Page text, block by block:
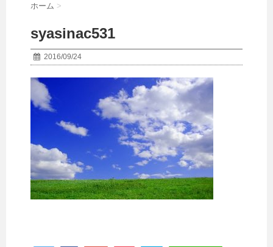
ホーム >
syasinac531
2016/09/24